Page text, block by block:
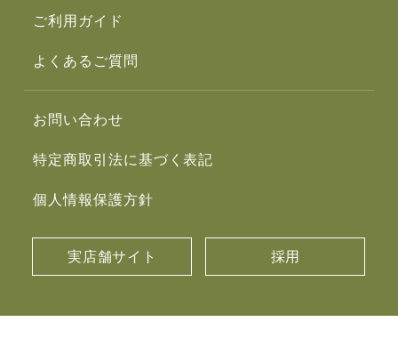
ご利用ガイド
よくあるご質問
お問い合わせ
特定商取引法に基づく表記
個人情報保護方針
実店舗サイト 採用